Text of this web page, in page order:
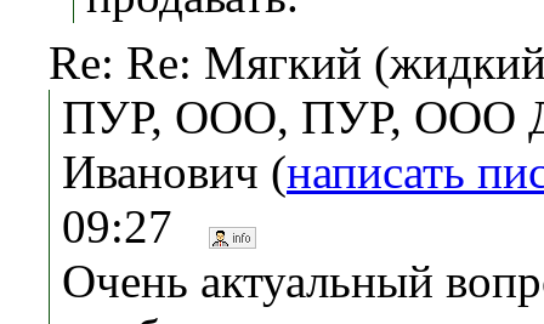
Re: Re: Мягкий
ПУР, ООО, ПУР, ООО
Иванович (написать
09:27
Очень актуальный